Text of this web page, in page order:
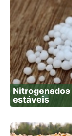
estáveis